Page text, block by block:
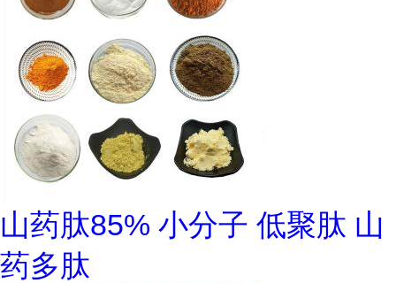
山药肽85% 小分子 低聚肽 山
药多肽